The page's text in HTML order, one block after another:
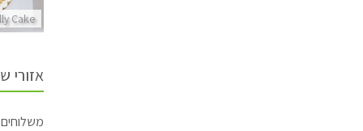
Cake
אזורי
משלוחים